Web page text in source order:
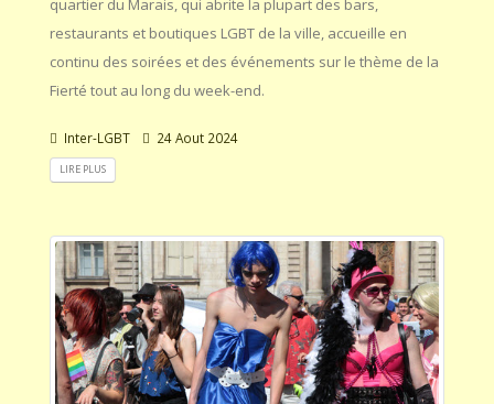
quartier du Marais, qui abrite la plupart des bars,
restaurants et boutiques LGBT de la ville, accueille en
continu des soirées et des événements sur le thème de la
Fierté tout au long du week-end.
Inter-LGBT 24 Aout 2024
LIRE PLUS